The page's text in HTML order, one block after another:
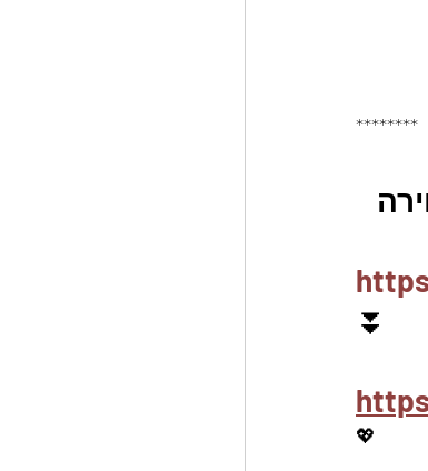
********
⏬
💖